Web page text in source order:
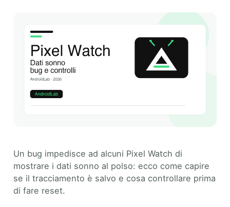
Un bug impedisce ad alcuni Pixel Watch di
mostrare i dati sonno al polso: ecco come capire
se il tracciamento è salvo e cosa controllare prima
di fare reset.